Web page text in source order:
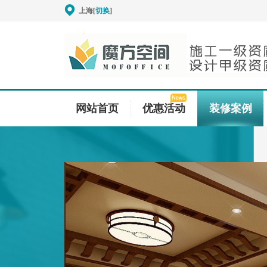
上海[切换]
网站首页 优惠活动 装修案例